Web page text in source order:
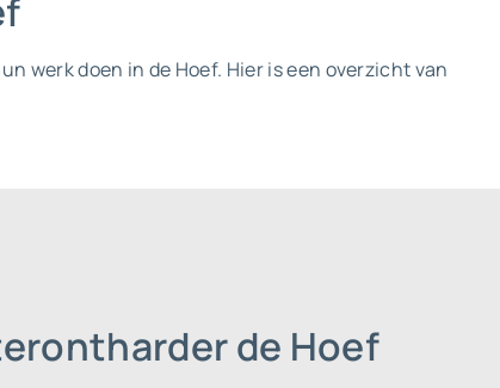
werk doen in de Hoef. Hier is een overzicht van
de Hoef